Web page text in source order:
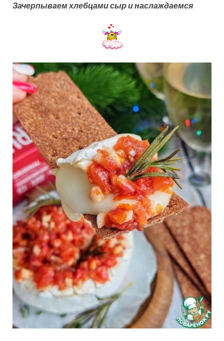
Зачерпываем хлебцами сыр и наслаждаемся